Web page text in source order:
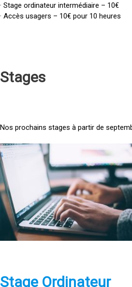
· Stage ordinateur intermédiaire – 10€
· Accès usagers – 10€ pour 10 heures
Stages
Nos prochains stages à partir de
<
a
h
e
f
pStage Ordinateur